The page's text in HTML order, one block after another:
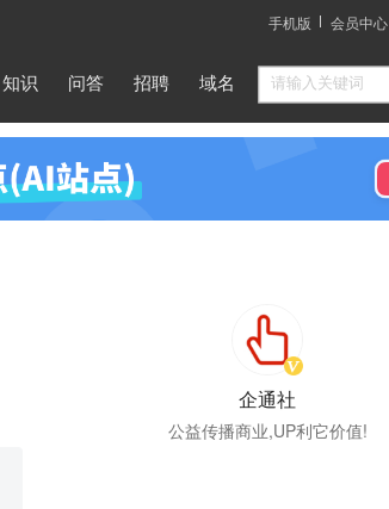
手机版 会员中心
知识 问答 招聘 域名
企通社
公益传播商业,UP利它价值!